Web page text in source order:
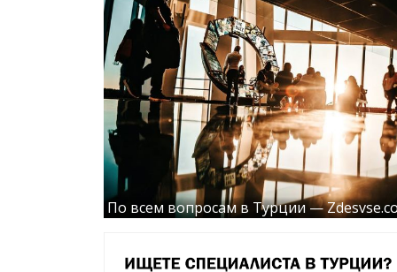
По всем вопросам в Турции —